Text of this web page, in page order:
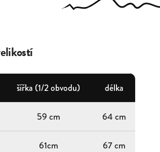
šířka (1/2 obvodu) délka
59 cm 64 cm
61cm 67 cm